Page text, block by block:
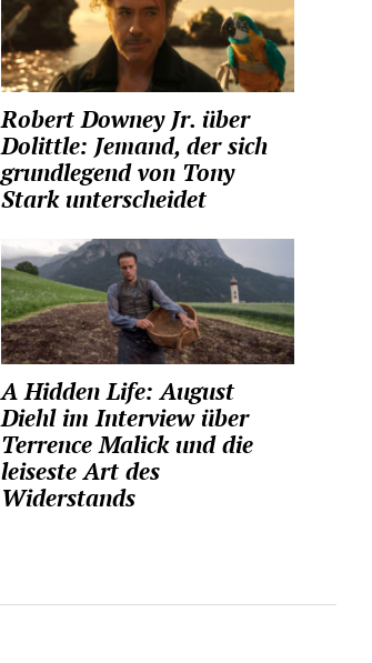
Robert Downey Jr. über
Dolittle: Jemand, der sich
grundlegend von Tony
Stark unterscheidet
A Hidden Life: August
Diehl im Interview über
Terrence Malick und die
leiseste Art des
Widerstands